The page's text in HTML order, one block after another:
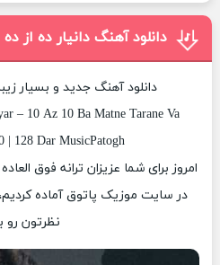
دانلود آهنگ دانیار ده از ده
دانلود آهنگ جدید و بسیار
– 10 Az 10 Ba Matne Tarane Va
| 128 Dar MusicPatogh
امروز برای شما عزیزان ترانه فوق
در سایت موزیک پاتوق آماده
نظرتون رو